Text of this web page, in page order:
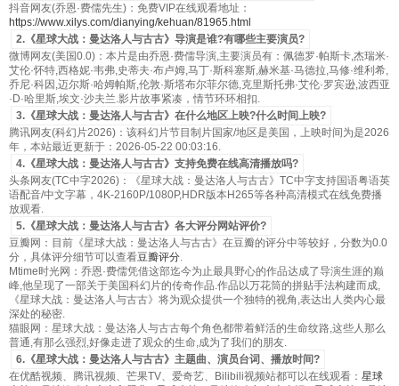
抖音网友(乔恩·费儒先生)：免费VIP在线观看地址：
https://www.xilys.com/dianying/kehuan/81965.html
2.《星球大战：曼达洛人与古古》导演是谁?有哪些主要演员?
微博网友(美国0.0)：本片是由乔恩·费儒导演,主要演员有：佩德罗·帕斯卡,杰瑞米·
艾伦·怀特,西格妮·韦弗,史蒂夫·布卢姆,马丁·斯科塞斯,赫米基·马德拉,马修·维利希,
乔尼·科因,迈尔斯·哈姆帕斯,伦敦·斯塔布尔菲尔德,克里斯托弗·艾伦·罗宾逊,波西亚
·D·哈里斯,埃文·沙夫兰.影片故事紧凑，情节环环相扣.
3.《星球大战：曼达洛人与古古》在什么地区上映?什么时间上映?
腾讯网友(科幻片2026)：该科幻片节目制片国家/地区是美国，上映时间为是2026
年，本站最近更新于：2026-05-22 00:03:16.
4.《星球大战：曼达洛人与古古》支持免费在线高清播放吗?
头条网友(TC中字2026)：《星球大战：曼达洛人与古古》TC中字支持国语粤语英
语配音/中文字幕，4K-2160P/1080P,HDR版本H265等各种高清模式在线免费播
放观看.
5.《星球大战：曼达洛人与古古》各大评分网站评价?
豆瓣网：目前《星球大战：曼达洛人与古古》在豆瓣的评分中等较好，分数为0.0
分，具体评分细节可以查看豆瓣评分.
Mtime时光网：乔恩·费儒凭借这部迄今为止最具野心的作品达成了导演生涯的巅
峰,他呈现了一部关于美国科幻片的传奇作品.作品以万花筒的拼贴手法构建而成,
《星球大战：曼达洛人与古古》将为观众提供一个独特的视角,表达出人类内心最
深处的秘密.
猫眼网：星球大战：曼达洛人与古古每个角色都带着鲜活的生命纹路,这些人那么
普通,有那么强烈,好像走进了观众的生命,成为了我们的朋友.
6.《星球大战：曼达洛人与古古》主题曲、演员台词、播放时间?
在优酷视频、腾讯视频、芒果TV、爱奇艺、Bilibili视频站都可以在线观看： 星球